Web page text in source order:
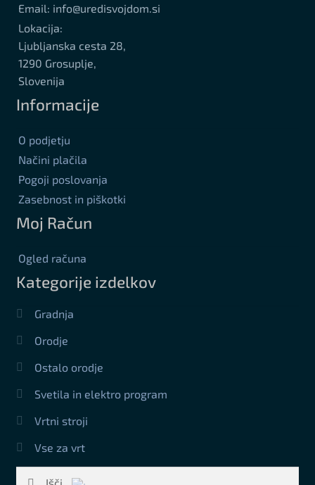
Email: info@uredisvojdom.si
Lokacija:
Ljubljanska cesta 28,
1290 Grosuplje,
Slovenija
Informacije
O podjetju
Načini plačila
Pogoji poslovanja
Zasebnost in piškotki
Moj Račun
Ogled računa
Kategorije izdelkov
Gradnja
Orodje
Ostalo orodje
Svetila in elektro program
Vrtni stroji
Vse za vrt